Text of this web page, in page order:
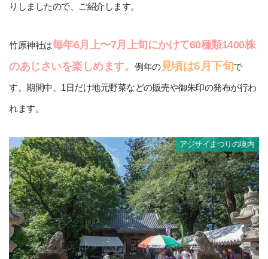
りしましたので、ご紹介します。
竹原神社は毎年6月上〜7月上旬にかけて60種類1400株
のあじさいを楽しめます。 例年の見頃は6月下旬で
す。期間中、1日だけ地元野菜などの販売や御朱印の発布が行わ
れます。
アジサイまつりの境内